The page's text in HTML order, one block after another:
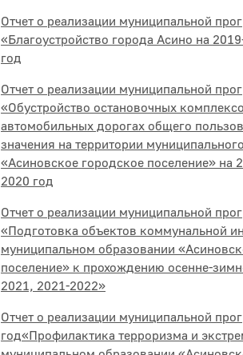
Отчет о реализации муниципальной
«Благоустройство города Асино на
год
Отчет о реализации муниципальной
«Обустройство остановочных
автомобильных дорогах общего
значения на территории
«Асиновское городское поселение» на
2020 год
Отчет о реализации муниципальной
«Подготовка объектов коммунальной
муниципальном образовании
поселение» к прохождению осенне-
2021, 2021-2022»
Отчет о реализации муниципальной
год«Профилактика терроризма и